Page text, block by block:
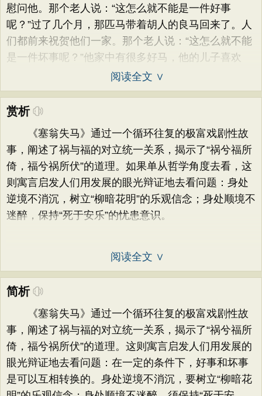
慰问他。那个老人说：“这怎么就不能是一件好事
呢？”过了几个月，那匹马带着胡人的良马回来了。人
们都前来祝贺他们一家。那个老人说：“这怎么就不能
是一件坏事呢？”他家中有很多好马，他的儿子喜欢
阅读全文 ∨
赏析
《塞翁失马》通过一个循环往复的极富戏剧性故
事，阐述了祸与福的对立统一关系，揭示了“祸兮福所
倚，福兮祸所伏”的道理。如果单从哲学角度去看，这
则寓言启发人们用发展的眼光辩证地去看问题：身处
逆境不消沉，树立“柳暗花明”的乐观信念；身处顺境不
迷醉，保持“死于安乐”的忧患意识。
阅读全文 ∨
简析
《塞翁失马》通过一个循环往复的极富戏剧性故
事，阐述了祸与福的对立统一关系，揭示了“祸兮福所
倚，福兮祸所伏”的道理。这则寓言启发人们用发展的
眼光辩证地去看问题：在一定的条件下，好事和坏事
是可以互相转换的。身处逆境不消沉，要树立“柳暗花